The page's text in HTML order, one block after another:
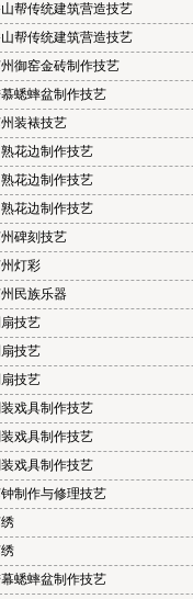
帮传统建筑营造技艺
帮传统建筑营造技艺
御窑金砖制作技艺
蟋蟀盆制作技艺
装裱技艺
花边制作技艺
花边制作技艺
花边制作技艺
碑刻技艺
灯彩
民族乐器
技艺
技艺
技艺
戏具制作技艺
戏具制作技艺
戏具制作技艺
制作与修理技艺
蟋蟀盆制作技艺